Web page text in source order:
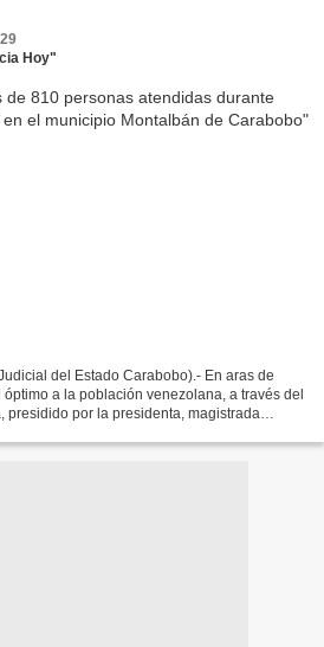
Hoy"
del Estado Carabobo).- En aras de
a la población venezolana, a través del
presidido por la presidenta, magistrada